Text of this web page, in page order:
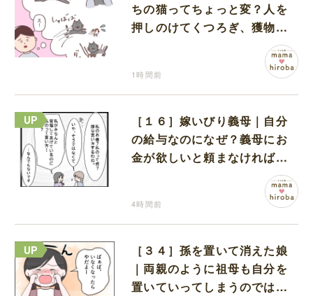
ちの猫ってちょっと変？人を
押しのけてくつろぎ、獲物に
も物怖じしない鋼のハート
1時間前
［１６］嫁いびり義母｜自分
の給与なのになぜ？義母にお
金が欲しいと頼まなければな
4時間前
［３４］孫を置いて消えた娘
｜両親のように祖母も自分を
置いていってしまうのでは？